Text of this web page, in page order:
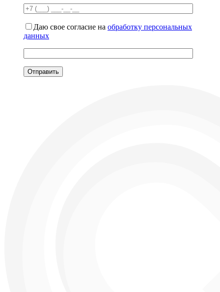
Даю свое согласие на обработку персональных
данных